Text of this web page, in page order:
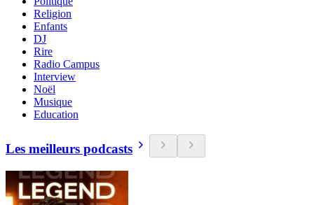
Religion
Enfants
DJ
Rire
Radio Campus
Interview
Noël
Musique
Education
Les meilleurs podcasts